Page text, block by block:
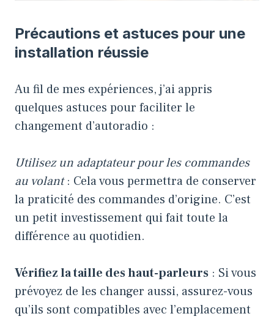
Précautions et astuces pour une
installation réussie
Au fil de mes expériences, j’ai appris
quelques astuces pour faciliter le
changement d’autoradio :
Utilisez un adaptateur pour les commandes
au volant: Cela vous permettra de conserver
la praticité des commandes d’origine. C’est
un petit investissement qui fait toute la
différence au quotidien.
Vérifiez la taille des haut-parleurs : Si vous
prévoyez de les changer aussi, assurez-vous
qu’ils sont compatibles avec l’emplacement